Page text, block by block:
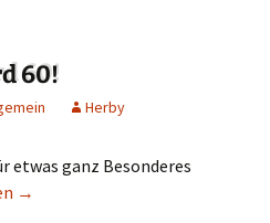
60!
Herby
etwas ganz Besonderes
Glaser wird 60!
→